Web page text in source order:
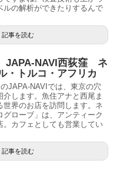
ルの解析ができたりするんで
記事を読む
JAPA-NAVI西荻窪 ネ
・トルコ・アフリカ
JAPA-NAVIでは、東京の穴
します。魚住アナと西尾ま
世界のお店を訪問します。ネ
ローブ」は、アンティーク
。カフェとしても営業してい
記事を読む